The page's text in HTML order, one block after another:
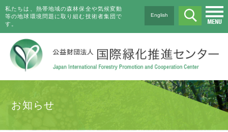
私たちは、熱帯地域の森林保全や気候変動
等の地球環境問題に取り組む技術者集団で
す。
English
お知らせ